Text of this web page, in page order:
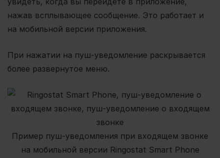
нажав всплывающее сообщение. Это работает и
на мобильной версии приложения.
При нажатии на пуш-уведомление раскрывается
более развернутое меню.
Пример пуш-уведомления при входящем звонке
на мобильной версии Ringostat Smart Phone